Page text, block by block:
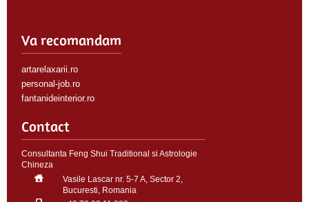
Va recomandam
artarelaxarii.ro
personal-job.ro
fantanideinterior.ro
Contact
Consultanta Feng Shui Traditional si Astrologie
Chineza
Vasile Lascar nr. 5-7 A, Sector 2,
Bucuresti, Romania